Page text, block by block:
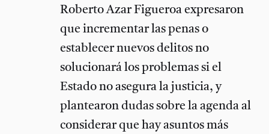
Roberto Azar Figueroa expresaron
que incrementar las penas o
establecer nuevos delitos no
solucionará los problemas si el
Estado no asegura la justicia, y
plantearon dudas sobre la agenda al
considerar que hay asuntos más